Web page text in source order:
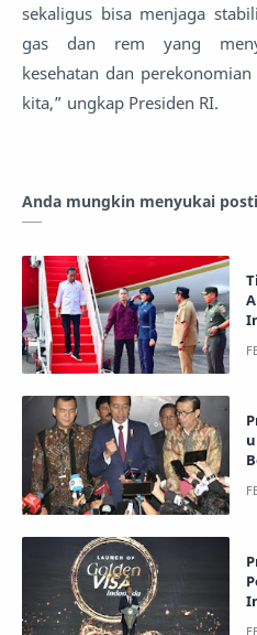
sekaligus bisa menjaga
gas dan rem yang
kesehatan dan
kita,” ungkap Presiden RI.
Anda mungkin menyukai